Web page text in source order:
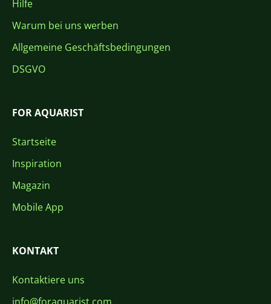
Hilfe
Warum bei uns werben
Allgemeine Geschäftsbedingungen
DSGVO
FOR AQUARIST
Startseite
Inspiration
Magazin
Mobile App
KONTAKT
Kontaktiere uns